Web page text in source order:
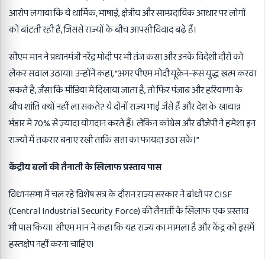
आरोप लगाया कि ये धार्मिक, भाषाई, क्षेत्रीय और साम्प्रदायिक आधार पर लोगों
को बांटती रही हैं, जिससे राज्यों के बीच आपसी विवाद बढ़े हैं।
सीएम मान ने प्रधानमंत्री नरेंद्र मोदी पर भी तंज कसा और उनके विदेशी दौरों को
लेकर सवाल उठाया। उन्होंने कहा, “अगर पीएम मोदी यूक्रेन-रूस युद्ध खत्म करवा
सकते हैं, जैसा कि मीडिया में दिखाया जाता है, तो फिर पंजाब और हरियाणा के
बीच शांति क्यों नहीं ला सकते? ये दोनों राज्य भाई जैसे हैं और देश के खाद्यान्न
भंडार में 70% से ज़्यादा योगदान करते हैं। लेकिन कांग्रेस और बीजेपी ने हमेशा इन
राज्यों में तकरार बनाए रखी ताकि सत्ता का फायदा उठा सकें।”
केंद्रीय बलों की तैनाती के खिलाफ प्रस्ताव पास
विधानसभा में चल रहे विशेष सत्र के दौरान राज्य सरकार ने बांधों पर CISF
(Central Industrial Security Force) की तैनाती के खिलाफ एक प्रस्ताव
भी पास किया। सीएम मान ने कहा कि यह राज्य का मामला है और केंद्र को इसमें
हस्तक्षेप नहीं करना चाहिए।